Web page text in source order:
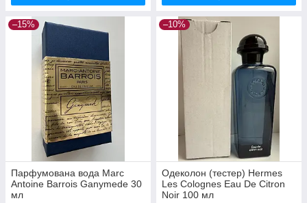
–15%
Парфумована вода Marc
Antoine Barrois Ganymede 30
мл
–10%
Одеколон (тестер) Hermes
Les Colognes Eau De Citron
Noir 100 мл